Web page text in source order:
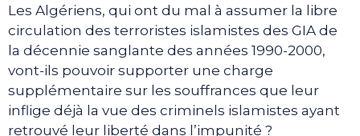
Les Algériens, qui ont du mal à assumer la libre
circulation des terroristes islamistes des GIA de
la décennie sanglante des années 1990-2000,
vont-ils pouvoir supporter une charge
supplémentaire sur les souffrances que leur
inflige déjà la vue des criminels islamistes ayant
retrouvé leur liberté dans l’impunité ?